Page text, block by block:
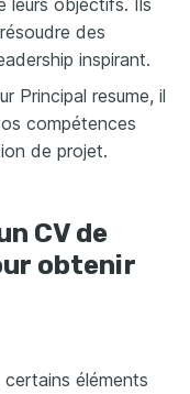
des
inspirant.
Principal resume, il
compétences
de projet.
CV de
obtenir
éléments